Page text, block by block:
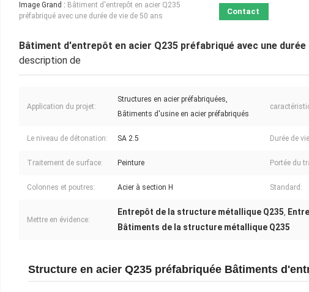
Image Grand : Bâtiment d'entrepôt en acier Q235
préfabriqué avec une durée de vie de 50 ans
Contact
Bâtiment d'entrepôt en acier Q235 préfabriqué avec une durée
description de
Application du projet:
Structures en acier préfabriquées,
Bâtiments d'usine en acier préfabriqués
Le niveau de détonation: SA 2.5 Durée de
Traitement de surface: Peinture Portée du
Colonnes et poutres: Acier à section H Standard:
Mettre en évidence:
Entrepôt de la structure métallique Q235,
Bâtiments de la structure métallique Q235
Structure en acier Q235 préfabriquée Bâtiments